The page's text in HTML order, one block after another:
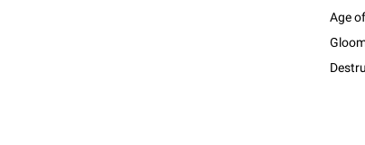
Age
Настольная игра Hobby World